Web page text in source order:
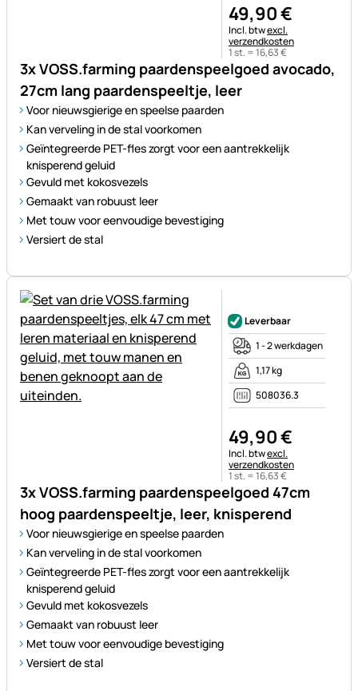
3x VOSS.farming paardenspeelgoed avocado,
27cm lang paardenspeeltje, leer
Voor nieuwsgierige en speelse paarden
Kan verveling in de stal voorkomen
Geïntegreerde PET-fles zorgt voor een aantrekkelijk
knisperend geluid
Gevuld met kokosvezels
Gemaakt van robuust leer
Met touw voor eenvoudige bevestiging
Versiert de stal
49,90€
Belastinginformatie:
Incl. btwexcl.
verzendkosten
1 st. =16,63€
3x VOSS.farming paardenspeelgoed 47cm
hoog paardenspeeltje, leer, knisperend
Voor nieuwsgierige en speelse paarden
Kan verveling in de stal voorkomen
Geïntegreerde PET-fles zorgt voor een aantrekkelijk
knisperend geluid
Gevuld met kokosvezels
Gemaakt van robuust leer
Met touw voor eenvoudige bevestiging
Versiert de stal
Leverbaar
1 - 2 werkdagen
1,17 kg
508036.3
49,90€
Belastinginformatie:
Incl. btwexcl.
verzendkosten
1 st. =16,63€